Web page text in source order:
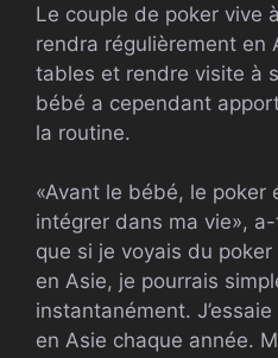
Le couple de poker vive
rendra régulièrement en
tables et rendre visite à
bébé a cependant
la routine.
«Avant le bébé, le poker
intégrer dans ma vie»,
que si je voyais du
en Asie, je pourrais
instantanément.
en Asie chaque année.